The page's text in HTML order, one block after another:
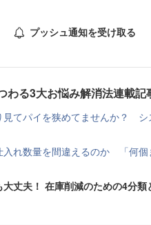
プッシュ通知を受け取る
わる3大お悩み解消法連載記
見てパイを狭めてませんか？
入れ数量を間違えるのか 「何
丈夫！ 在庫削減のための4分